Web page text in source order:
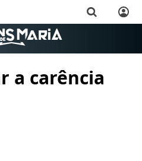
a carência